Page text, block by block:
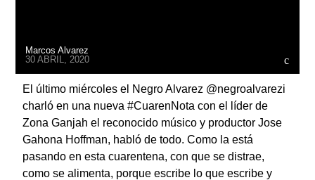
Marcos Alvarez
30 ABRIL, 2020
El último miércoles el Negro Alvarez @negroalvarezi
charló en una nueva #CuarenNota con el líder de
Zona Ganjah el reconocido músico y productor Jose
Gahona Hoffman, habló de todo. Como la está
pasando en esta cuarentena, con que se distrae,
como se alimenta, porque escribe lo que escribe y